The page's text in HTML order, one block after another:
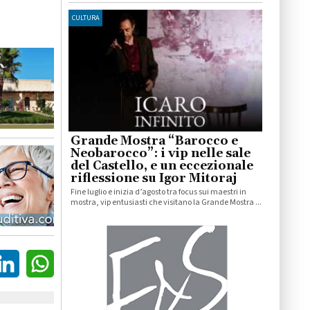
CULTURA
Grande Mostra “Barocco e
Neobarocco”: i vip nelle sale
del Castello, e un eccezionale
riflessione su Igor Mitoraj
Fine luglio e inizia d’agosto tra focus sui maestri in
mostra, vip entusiasti che visitano la Grande Mostra ...